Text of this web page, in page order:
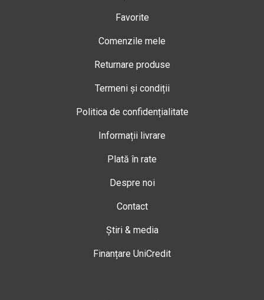
Favorite
Comenzile mele
Returnare produse
Termeni și condiții
Politica de confidențialitate
Informații livrare
Plată în rate
Despre noi
Contact
Știri & media
Finanțare UniCredit